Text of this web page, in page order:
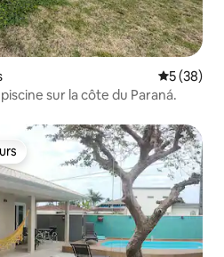
5 (38)
sur la côte du Paraná.
les plus appréciés